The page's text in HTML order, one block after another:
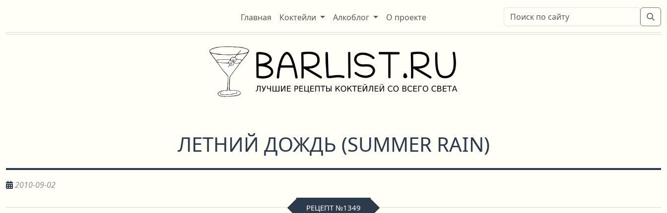
Главная Коктейли Алкоблог О проекте
ЛЕТНИЙ ДОЖДЬ (SUMMER RAIN)
2010-09-02
РЕЦЕПТ №1349